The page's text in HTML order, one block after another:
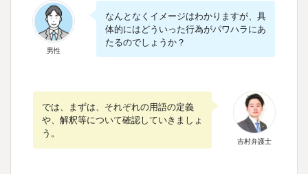
男性
なんとなくイメージはわかりますが、具
体的にはどういった行為がパワハラにあ
たるのでしょうか？
吉村弁護士
では、まずは、それぞれの用語の定義
や、解釈等について確認していきましょ
う。